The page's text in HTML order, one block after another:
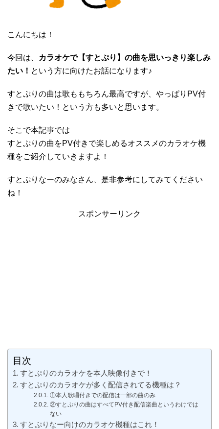
こんにちは！
今回は、
カラオケで【すとぷり】の曲を思いっきり楽しみ
たい！ という方に向けたお話になります♪
すとぷりの曲は歌ももちろん最高ですが、やっぱりPV付
きで歌いたい！という方も多いと思います。
そこで本記事では
すとぷりの曲をPV付きで楽しめるオススメのカラオケ機
種をご紹介していきますよ！
すとぷりなーのみなさん、是非参考にしてみてください
ね！
スポンサーリンク
目次
すとぷりのカラオケを本人映像付きで！
すとぷりのカラオケが多く配信されてる機種は？
①本人歌唱付きでの配信は一部の曲のみ
②すとぷりの曲はすべてPV付き配信楽曲というわけでは
ない
すとぷりなー向けのカラオケ機種はこれ！